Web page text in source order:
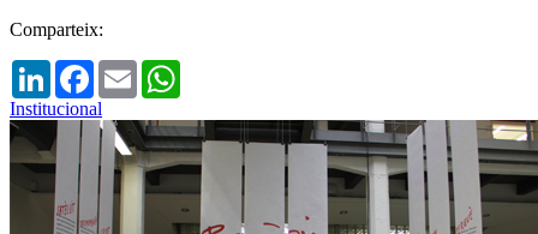
Comparteix:
LinkedInFacebook
Email
Institucional